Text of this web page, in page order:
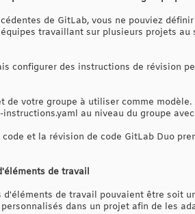
de GitLab, vous ne pouviez
travaillant sur plusieurs projets
configurer des instructions de révision
de votre groupe à utiliser comme
au niveau du groupe
et la révision de code GitLab Duo
de travail
d'éléments de travail pouvaient être soit
dans un projet afin de les